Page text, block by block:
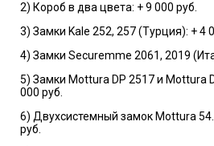
2) Короб в два цвета: + 9 000 руб.
3) Замки Kale 252, 257 (Турция): + 4
4) Замки Securemme 2061, 2019
5) Замки Mottura DP 2517 и Mottura
000 руб.
6) Двухсистемный замок Mottura
руб.